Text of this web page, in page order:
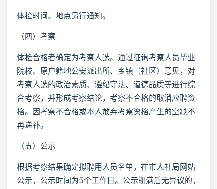
体检时间、地点另行通知。
（四）考察
体检合格者确定为考察人选。通过征询考察人员毕业
院校、原户籍地公安派出所、乡镇（社区）意见，对
考察人选的政治素质、遵纪守法、道德品质等进行综
合考察，并形成考察结论，考察不合格的取消应聘资
格。因考察不合格或本人放弃考察资格产生的空缺不
再递补。
（五）公示
根据考察结果确定拟聘用人员名单，在市人社局网站
公示，公示时间为5个工作日。公示期满后无异议的，